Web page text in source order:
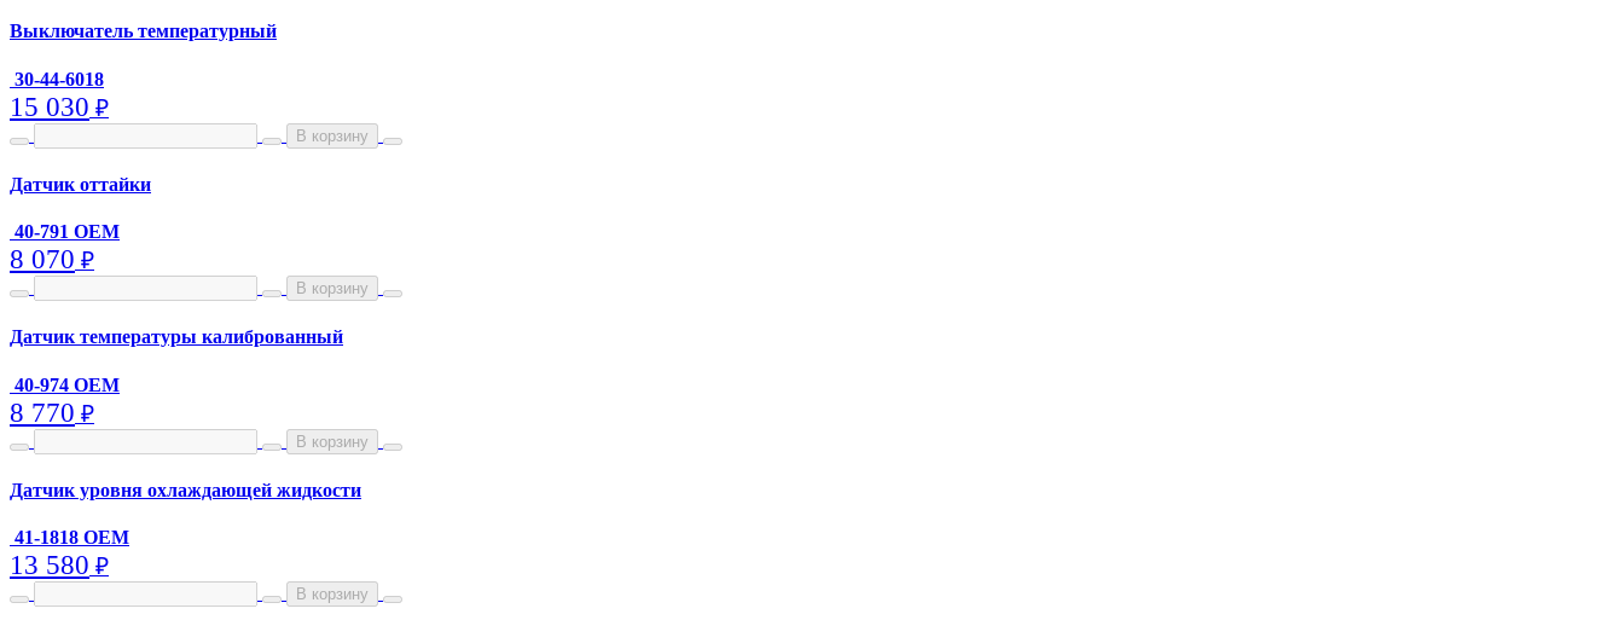
Выключатель температурный
30-44-6018
15 030 ₽
В корзину
Датчик оттайки
40-791 OEM
8 070 ₽
В корзину
Датчик температуры калиброванный
40-974 OEM
8 770 ₽
В корзину
Датчик уровня охлаждающей жидкости
41-1818 OEM
13 580 ₽
В корзину